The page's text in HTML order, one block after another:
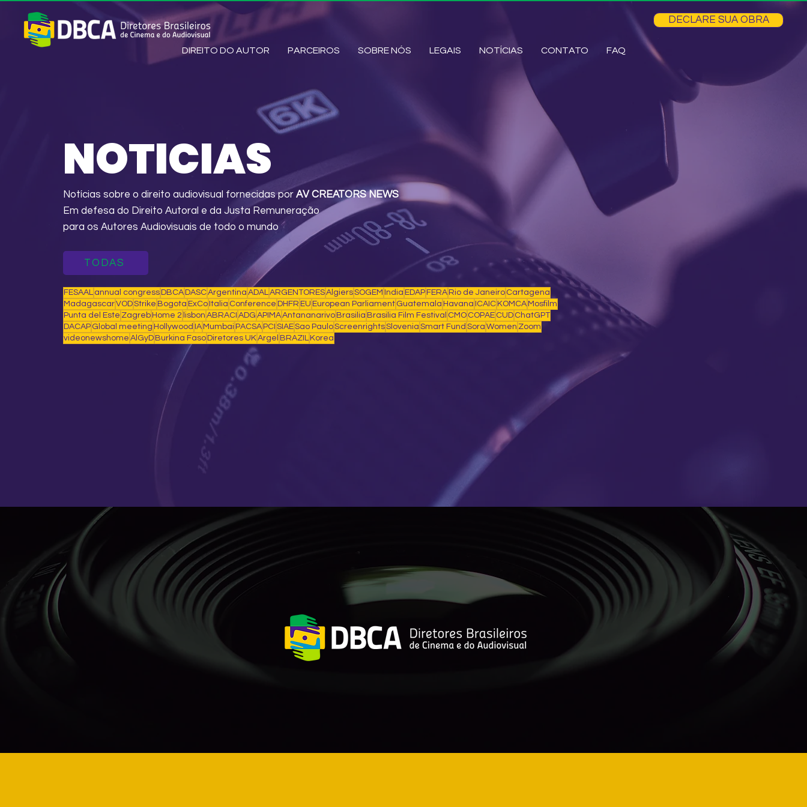
DECLARE SUA OBRA
DIREITO DO AUTOR PARCEIROS SOBRE NÓS LEGAIS NOTÍCIAS CONTATO FAQ
NOTICIAS
Notícias sobre o direito audiovisual fornecidas por AV CREATORS NEWS
Em defesa do Direito Autoral e da Justa Remuneração
para os Autores Audiovisuais de todo o mundo
TODAS
FESAAL annual congress DBCA DASCArgentina ADALARGENTORESAlgiersSOGEM India EDAP FERA Rio de Janeiro Cartagena
MadagascarVODStrike Bogota ExCo Italia Conference DHFR EU European Parliament Guatemala Havana ICAIC KOMCA Mosfilm
Punta del Este Zagreb Home 2 lisbon ABRACI ADG APIMAAntananarivo Brasilia Brasilia Film Festival CMO COPAE CUD ChatGPT
DACAP Global meeting Hollywood IA Mumbai PACSA PCI SIAESao PauloScreenrightsSlovenia Smart Fund Sora Women Zoom
videonewshome AlGyD Burkina Faso Diretores UKArgel BRAZIL Korea
W&DW: As alianças
ADAL, APASER e PACSA